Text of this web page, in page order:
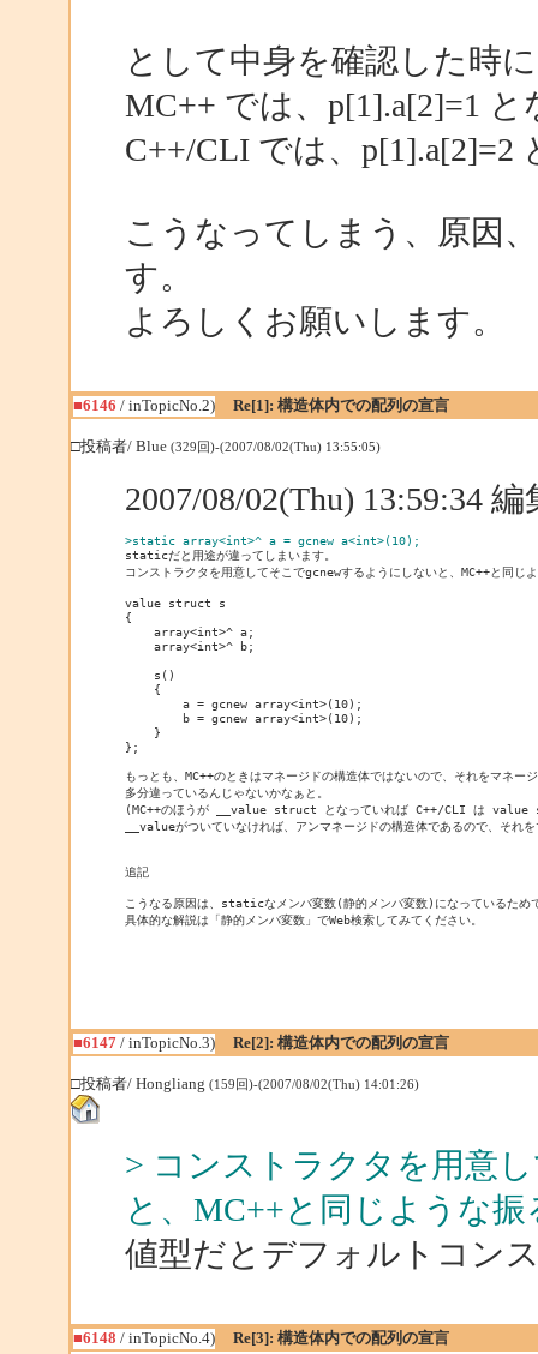
として中身を確認した時
MC++ では、p[1].a[2]=1
C++/CLI では、
こうなってしまう、原因
す。
よろしくお願いします。
■6146 / inTopicNo.2) Re[1]: 構造体内での配列の宣言
□投稿者/ Blue (329回)-(2007/08/02(Thu) 13:55:05)
2007/08/02(Thu) 13:59:34
>static array<int>^ a = gcnew a<int>(10);
コンストラクタを用意してそこでgcnewするようにしないと、MC++と同じ
value struct s
{
    array<int>^ a;
    array<int>^ b;
    s()
    {
        a = gcnew array<int>(10);
        b = gcnew array<int>(10);
    }
};
もっとも、MC++のときはマネージドの構造体ではないので、それをマネー
多分違っているんじゃないかなぁと。
(MC++のほうが __value struct となっていれば C++/CLI は
__valueがついていなければ、アンマネージドの構造体であるので、それ
追記
こうなる原因は、staticなメンバ変数(静的メンバ変数)になっているため
具体的な解説は「静的メンバ変数」でWeb検索してみてください。
■6147/ inTopicNo.3) Re[2]: 構造体内での配列の宣言
□投稿者/ Hongliang (159回)-(2007/08/02(Thu) 14:01:26)
> コンストラクタを用意
と、MC++と同じような
値型だとデフォルトコン
■6148 / inTopicNo.4) Re[3]: 構造体内での配列の宣言